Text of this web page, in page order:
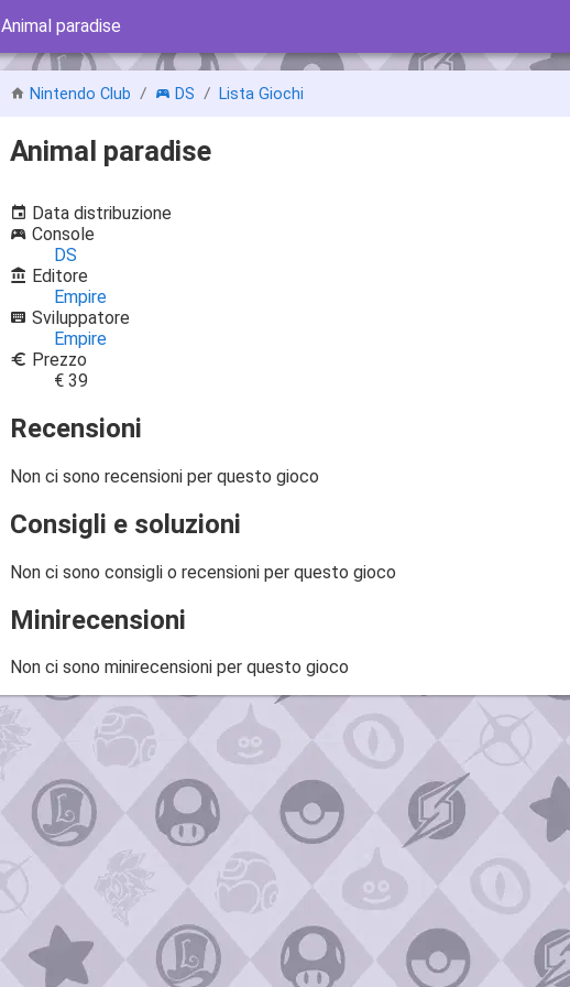
Animal paradise
Nintendo Club DS Lista Giochi
Animal paradise
Data distribuzione
Console
DS
Editore
Empire
Sviluppatore
Empire
Prezzo
€ 39
Recensioni
Non ci sono recensioni per questo gioco
Consigli e soluzioni
Non ci sono consigli o recensioni per questo gioco
Minirecensioni
Non ci sono minirecensioni per questo gioco